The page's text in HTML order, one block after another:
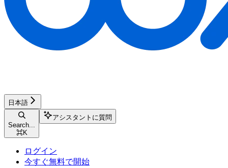
日本語
Search...
⌘K
アシスタントに質問
ログイン
今すぐ無料で開始